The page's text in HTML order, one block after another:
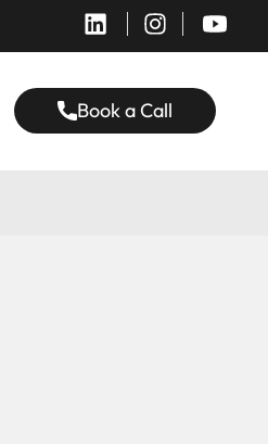
Book a Call